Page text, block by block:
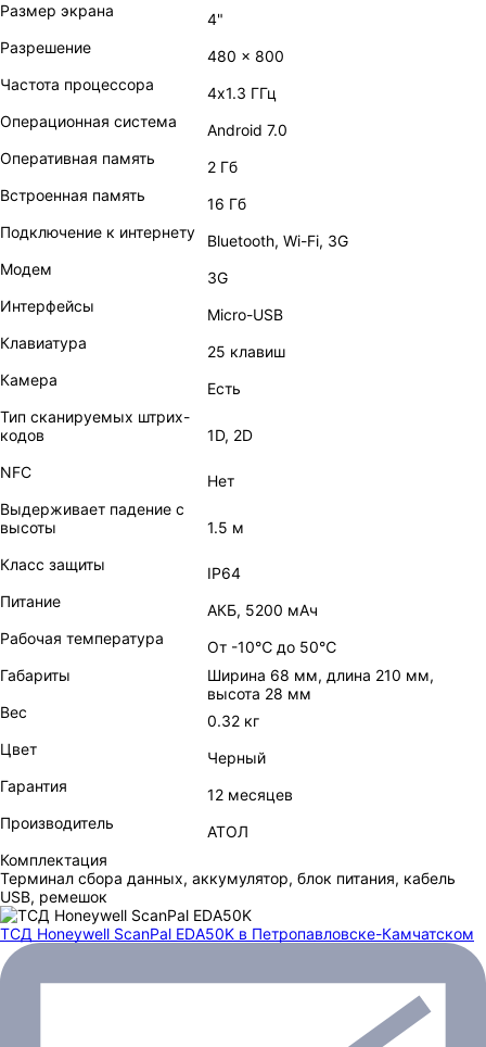
Размер экрана
4"
Разрешение
480 x 800
Частота процессора
4х1.3 ГГц
Операционная система
Android 7.0
Оперативная память
2 Гб
Встроенная память
16 Гб
Подключение к интернету
Bluetooth, Wi-Fi, 3G
Модем
3G
Интерфейсы
Micro-USB
Клавиатура
25 клавиш
Камера
Есть
Тип сканируемых штрих-
кодов
1D, 2D
NFC
Нет
Выдерживает падение с
высоты
1.5 м
Класс защиты
IP64
Питание
АКБ, 5200 мАч
Рабочая температура
От -10℃ до 50℃
Габариты
Ширина 68 мм, длина 210 мм,
высота 28 мм
Вес
0.32 кг
Цвет
Черный
Гарантия
12 месяцев
Производитель
АТОЛ
Комплектация
Терминал сбора данных, аккумулятор, блок питания, кабель
USB, ремешок
ТСД Honeywell ScanPal EDA50K в Петропавловске-Камчатском